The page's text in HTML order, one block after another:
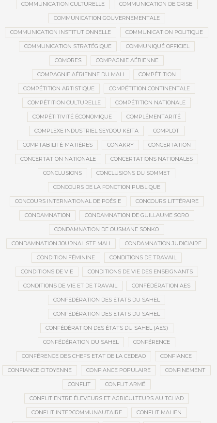
COMMUNICATION CULTURELLE COMMUNICATION DE CRISE
COMMUNICATION GOUVERNEMENTALE
COMMUNICATION INSTITUTIONNELLE COMMUNICATION POLITIQUE
COMMUNICATION STRATÉGIQUE COMMUNIQUÉ OFFICIEL
COMORES COMPAGNIE AÉRIENNE
COMPAGNIE AÉRIENNE DU MALI COMPÉTITION
COMPÉTITION ARTISTIQUE COMPÉTITION CONTINENTALE
COMPÉTITION CULTURELLE COMPÉTITION NATIONALE
COMPÉTITIVITÉ ÉCONOMIQUE COMPLÉMENTARITÉ
COMPLEXE INDUSTRIEL SEYDOU KÉÏTA COMPLOT
COMPTABILITÉ-MATIÈRES CONAKRY CONCERTATION
CONCERTATION NATIONALE CONCERTATIONS NATIONALES
CONCLUSIONS CONCLUSIONS DU SOMMET
CONCOURS DE LA FONCTION PUBLIQUE
CONCOURS INTERNATIONAL DE POÉSIE CONCOURS LITTÉRAIRE
CONDAMNATION CONDAMNATION DE GUILLAUME SORO
CONDAMNATION DE OUSMANE SONKO
CONDAMNATION JOURNALISTE MALI CONDAMNATION JUDICIAIRE
CONDITION FÉMININE CONDITIONS DE TRAVAIL
CONDITIONS DE VIE CONDITIONS DE VIE DES ENSEIGNANTS
CONDITIONS DE VIE ET DE TRAVAIL CONFÉDÉRATION AES
CONFÉDÉRATION DES ÉTATS DU SAHEL
CONFÉDÉRATION DES ETATS DU SAHEL
CONFÉDÉRATION DES ÉTATS DU SAHEL (AES)
CONFÉDÉRATION DU SAHEL CONFÉRENCE
CONFÉRENCE DES CHEFS ETAT DE LA CEDEAO CONFIANCE
CONFIANCE CITOYENNE CONFIANCE POPULAIRE CONFINEMENT
CONFLIT CONFLIT ARMÉ
CONFLIT ENTRE ÉLEVEURS ET AGRICULTEURS AU TCHAD
CONFLIT INTERCOMMUNAUTAIRE CONFLIT MALIEN